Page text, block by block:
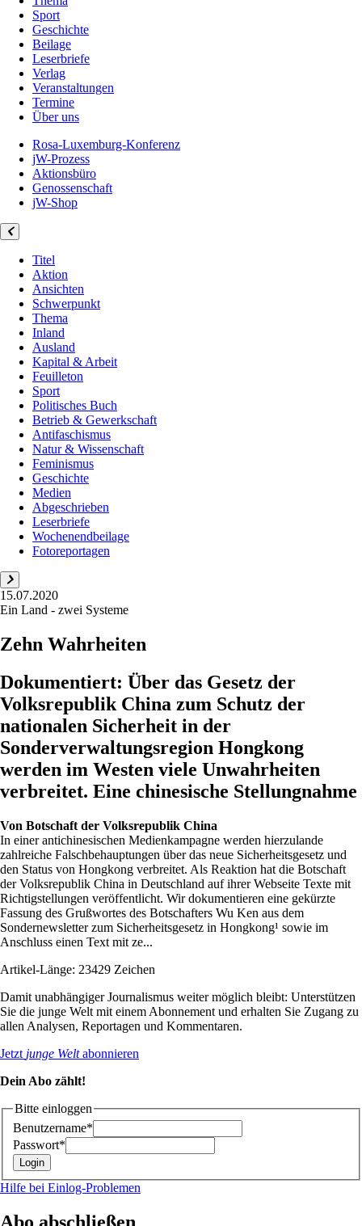
Sport
Geschichte
Beilage
Leserbriefe
Verlag
Veranstaltungen
Termine
Über uns
Rosa-Luxemburg-Konferenz
jW-Prozess
Aktionsbüro
Genossenschaft
jW-Shop
Titel
Aktion
Ansichten
Schwerpunkt
Thema
Inland
Ausland
Kapital & Arbeit
Feuilleton
Sport
Politisches Buch
Betrieb & Gewerkschaft
Antifaschismus
Natur & Wissenschaft
Feminismus
Geschichte
Medien
Abgeschrieben
Leserbriefe
Wochenendbeilage
Fotoreportagen
15.07.2020
Ein Land - zwei Systeme
Zehn Wahrheiten
Dokumentiert: Über das Gesetz der
Volksrepublik China zum Schutz der
nationalen Sicherheit in der
Sonderverwaltungsregion Hongkong
werden im Westen viele Unwahrheiten
verbreitet. Eine chinesische Stellungnahme
Von Botschaft der Volksrepublik China
In einer antichinesischen Medienkampagne werden hierzulande
zahlreiche Falschbehauptungen über das neue Sicherheitsgesetz und
den Status von Hongkong verbreitet. Als Reaktion hat die Botschaft
der Volksrepublik China in Deutschland auf ihrer Webseite Texte mit
Richtigstellungen veröffentlicht. Wir dokumentieren eine gekürzte
Fassung des Grußwortes des Botschafters Wu Ken aus dem
Sondernewsletter zum Sicherheitsgesetz in Hongkong¹ sowie im
Anschluss einen Text mit ze...
Artikel-Länge: 23429 Zeichen
Damit unabhängiger Journalismus weiter möglich bleibt: Unterstützen
Sie die junge Welt mit einem Abonnement und erhalten Sie Zugang zu
allen Analysen, Reportagen und Kommentaren.
Jetzt junge Weltabonnieren
Dein Abo zählt!
Bitte einloggen
Benutzername*
Passwort*
Hilfe bei Einlog-Problemen